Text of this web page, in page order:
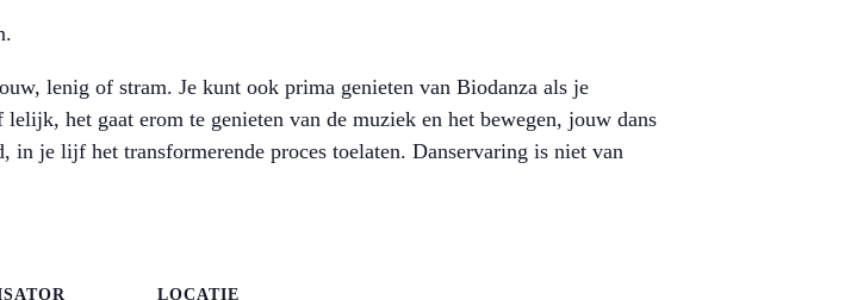
lenig of stram. Je kunt ook prima genieten van Biodanza als je
het gaat erom te genieten van de muziek en het bewegen, jouw dans
je lijf het transformerende proces toelaten. Danservaring is niet van
LOCATIE